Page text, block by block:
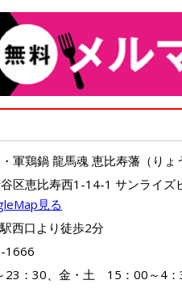
軍鶏鍋 龍馬魂 恵比寿藩（りょ
区恵比寿西1-14-1 サンライズ
見る
西口より徒歩2分
1666
23：30、金・土 15：00～4：